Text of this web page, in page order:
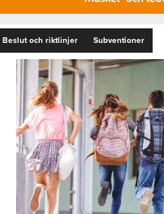
Beslut och riktlinjer Subventioner